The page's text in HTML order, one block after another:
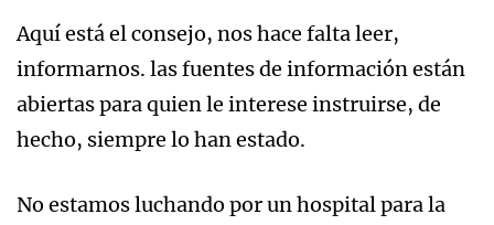
Aquí está el consejo, nos hace falta leer,
informarnos. las fuentes de información están
abiertas para quien le interese instruirse, de
hecho, siempre lo han estado.
No estamos luchando por un hospital para la